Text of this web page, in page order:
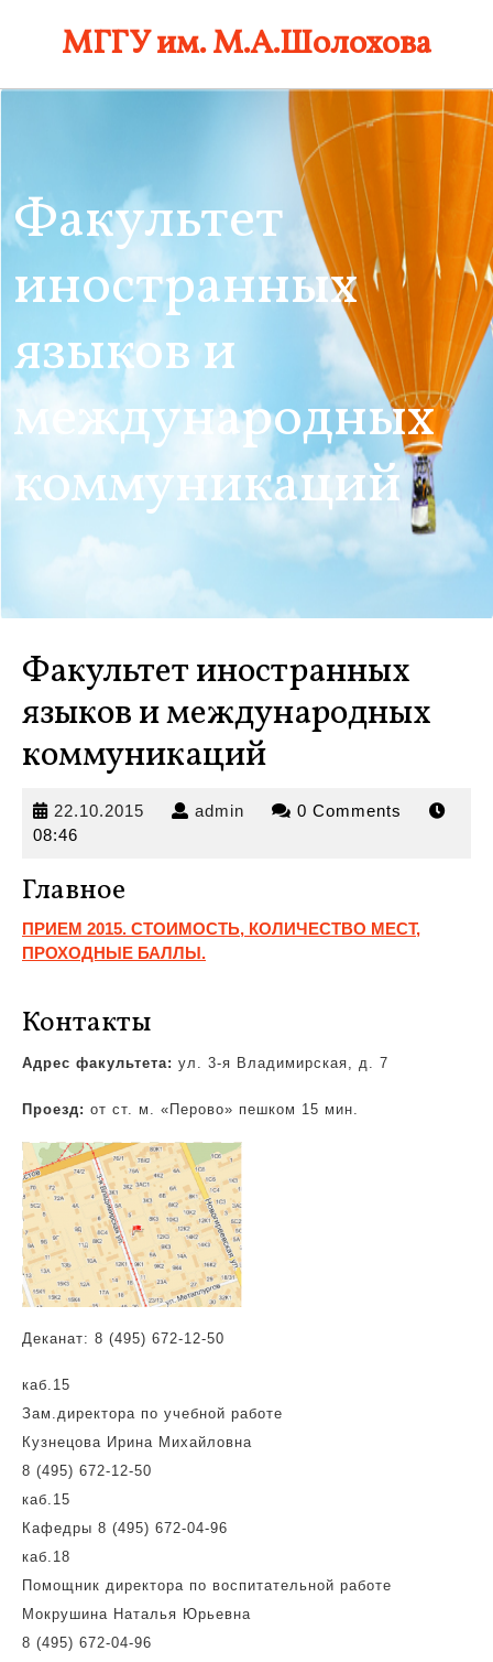
МГГУ им. М.А.Шолохова
Факультет
иностранных
языков и
международных
коммуникаций
Факультет иностранных
языков и международных
коммуникаций
22.10.2015 22.10.2015
admin admin 0 Comments
08:46
Главное
ПРИЕМ 2015. СТОИМОСТЬ, КОЛИЧЕСТВО МЕСТ,
ПРОХОДНЫЕ БАЛЛЫ.
Контакты
Адрес факультета: ул. 3-я Владимирская, д. 7
Проезд: от ст. м. «Перово» пешком 15 мин.
Деканат: 8 (495) 672-12-50
каб.15
Зам.директора по учебной работе
Кузнецова Ирина Михайловна
8 (495) 672-12-50
каб.15
Кафедры 8 (495) 672-04-96
каб.18
Помощник директора по воспитательной работе
Мокрушина Наталья Юрьевна
8 (495) 672-04-96